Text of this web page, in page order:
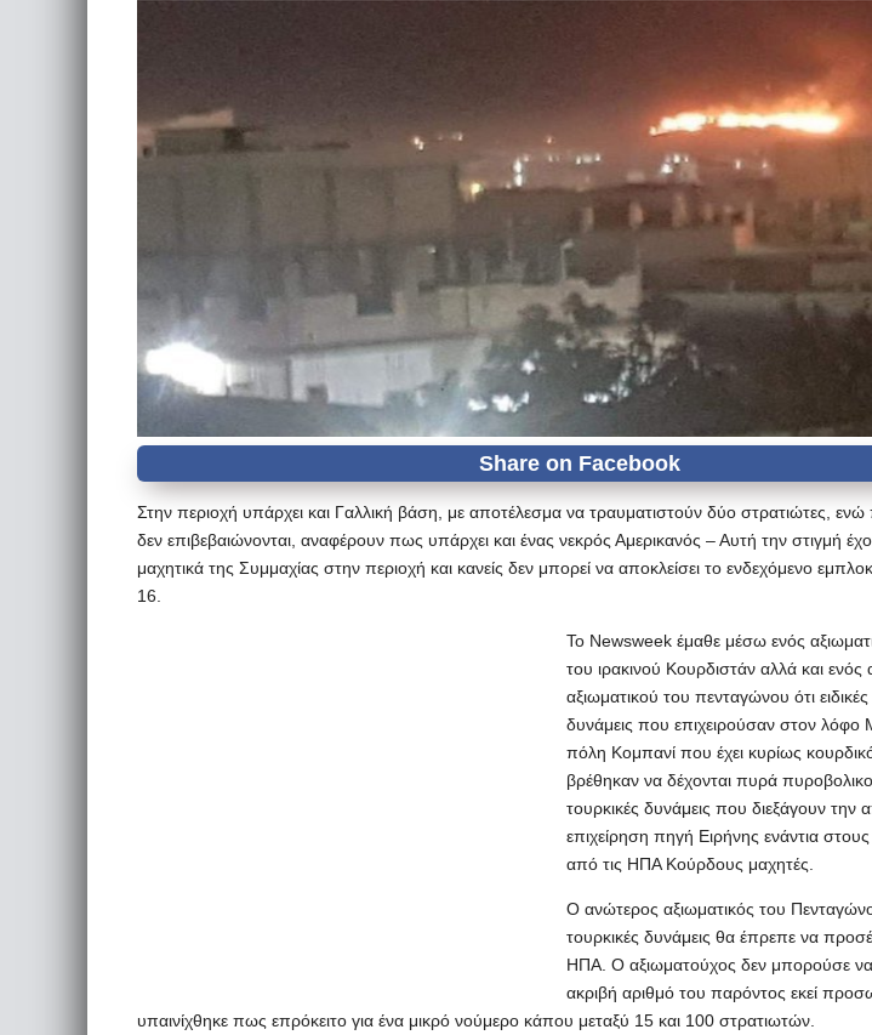
Στην περιοχή υπάρχει και Γαλλική βάση, με αποτέλεσμα να τραυματιστούν δύο στρατιώτες,
δεν επιβεβαιώνονται, αναφέρουν πως υπάρχει και ένας νεκρός Αμερικανός – Αυτή την στιγμή
μαχητικά της Συμμαχίας στην περιοχή και κανείς δεν μπορεί να αποκλείσει το ενδεχόμενο
16.
Το Newsweek έμαθε μέσω ενός
του ιρακινού Κουρδιστάν αλλά και ενός
αξιωματικού του πενταγώνου ότι ειδικές
δυνάμεις που επιχειρούσαν στον λόφο
πόλη Κομπανί που έχει κυρίως
βρέθηκαν να δέχονται πυρά
τουρκικές δυνάμεις που διεξάγουν την
επιχείρηση πηγή Ειρήνης ενάντια
από τις ΗΠΑ Κούρδους μαχητές.
Ο ανώτερος αξιωματικός του
τουρκικές δυνάμεις θα έπρεπε να
ΗΠΑ. Ο αξιωματούχος δεν μπορούσε να
ακριβή αριθμό του παρόντος εκεί
υπαινίχθηκε πως επρόκειτο για ένα μικρό νούμερο κάπου μεταξύ 15 και 100 στρατιωτών.